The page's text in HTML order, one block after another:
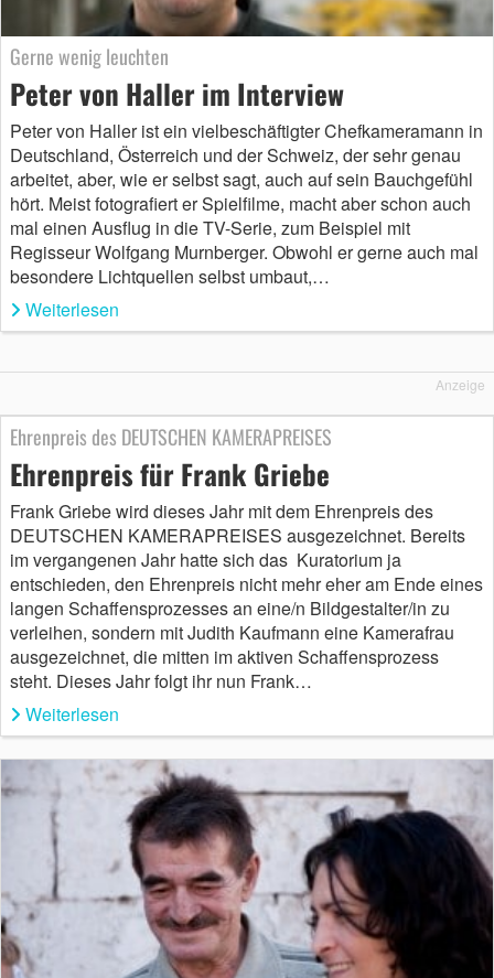
Gerne wenig leuchten
Peter von Haller im Interview
Peter von Haller ist ein vielbeschäftigter Chefkameramann in
Deutschland, Österreich und der Schweiz, der sehr genau
arbeitet, aber, wie er selbst sagt, auch auf sein Bauchgefühl
hört. Meist fotografiert er Spielfilme, macht aber schon auch
mal einen Ausflug in die TV-Serie, zum Beispiel mit
Regisseur Wolfgang Murnberger. Obwohl er gerne auch mal
besondere Lichtquellen selbst umbaut,…
Weiterlesen
Anzeige
Ehrenpreis des DEUTSCHEN KAMERAPREISES
Ehrenpreis für Frank Griebe
Frank Griebe wird dieses Jahr mit dem Ehrenpreis des
DEUTSCHEN KAMERAPREISES ausgezeichnet. Bereits
im vergangenen Jahr hatte sich das Kuratorium ja
entschieden, den Ehrenpreis nicht mehr eher am Ende eines
langen Schaffensprozesses an eine/n Bildgestalter/in zu
verleihen, sondern mit Judith Kaufmann eine Kamerafrau
ausgezeichnet, die mitten im aktiven Schaffensprozess
steht. Dieses Jahr folgt ihr nun Frank…
Weiterlesen